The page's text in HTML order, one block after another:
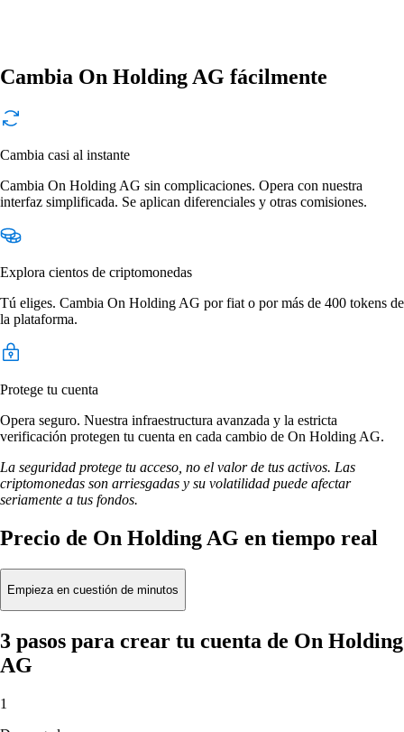
Cambia On Holding AG fácilmente
Cambia casi al instante
Cambia On Holding AG sin complicaciones. Opera con nuestra
interfaz simplificada. Se aplican diferenciales y otras comisiones.
Explora cientos de criptomonedas
Tú eliges. Cambia On Holding AG por fiat o por más de 400 tokens de
la plataforma.
Protege tu cuenta
Opera seguro. Nuestra infraestructura avanzada y la estricta
verificación protegen tu cuenta en cada cambio de On Holding AG.
La seguridad protege tu acceso, no el valor de tus activos. Las
criptomonedas son arriesgadas y su volatilidad puede afectar
seriamente a tus fondos.
Precio de On Holding AG en tiempo real
Empieza en cuestión de minutos
3 pasos para crear tu cuenta de On Holding
AG
1